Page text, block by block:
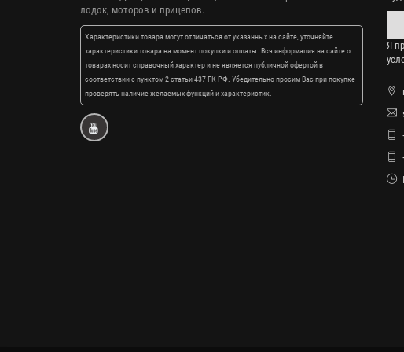
лодок, моторов и прицепов.
Характеристики товара могут отличаться от указанных на сайте, уточняйте
характеристики товара на момент покупки и оплаты. Вся информация на сайте о
товарах носит справочный характер и не является публичной офертой в
соответствии с пунктом 2 статьи 437 ГК РФ. Убедительно просим Вас при покупке
проверять наличие желаемых функций и характеристик.
Я